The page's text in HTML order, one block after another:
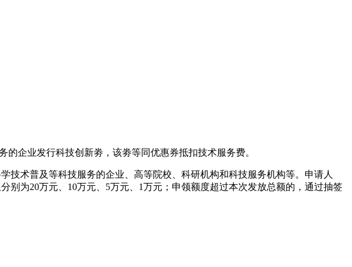
企业发行科技创新劵，该劵等同优惠券抵扣技术服务费。
术普及等科技服务的企业、高等院校、科研机构和科技服务机构等。申请人
别为20万元、10万元、5万元、1万元；申领额度超过本次发放总额的，通过抽签